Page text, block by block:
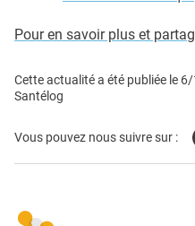
Pour en savoir plus et
Cette actualité a été publiée le
Santélog
Vous pouvez nous suivre sur :